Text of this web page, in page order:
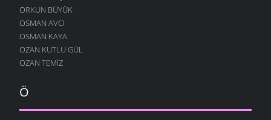
ORKUN BÜYÜK
OSMAN AVCI
OSMAN KAYA
OZAN KUTLU GÜL
OZAN TEMIZ
Ö